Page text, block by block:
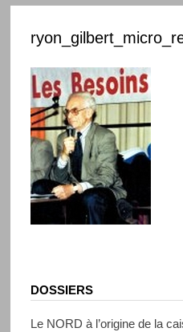
DOSSIERS
Le NORD à l’origine de la